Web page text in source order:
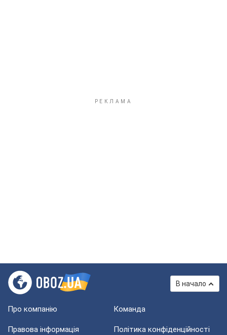
В начало
Про компанію Команда
Правова інформація Політика конфіденційності